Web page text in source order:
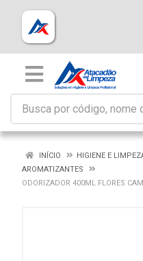
INÍCIO
HIGIENE E
AROMATIZANTES
ODORIZADOR 400ML FLORES